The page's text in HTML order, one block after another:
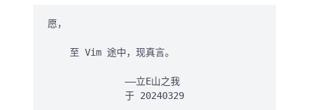
愿，
    至 Vim 途中，现真言。
              ——立E山之我